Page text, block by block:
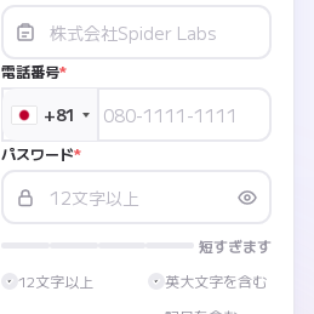
電話番号*
+81
パスワード*
短すぎます
12文字以上
英大文字を含む